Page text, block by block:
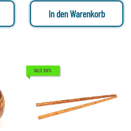
In den Warenkorb
SALE 69%